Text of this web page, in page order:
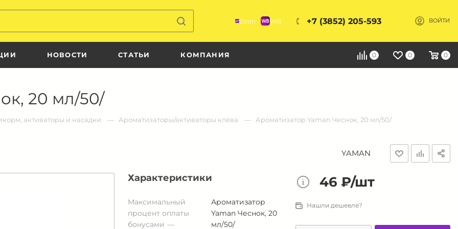
Ozon WB +7 (3852) 205-593 ВОЙТИ
НОВОСТИ СТАТЬИ КОМПАНИЯ 0 0 0
20 мл/50/
активаторы и насадки Ароматизаторы/активаторы клёва Ароматизатор Yaman Чеснок, 20 мл/50/
YAMAN
Характеристики
Максимальный
процент оплаты
бонусами
Ароматизатор
Yaman Чеснок, 20
мл/50/
46 ₽/шт
Нашли дешевле?